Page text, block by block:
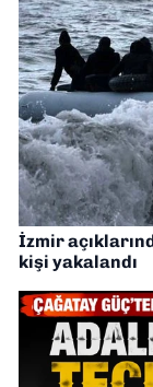
İzmir
kişi yakalandı